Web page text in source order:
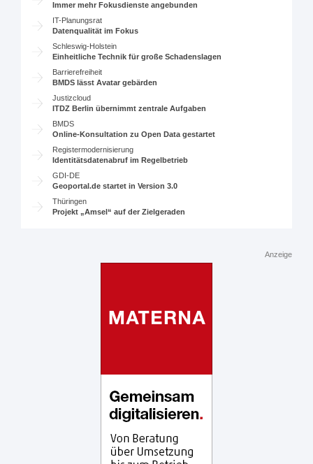
Immer mehr Fokusdienste angebunden
IT-Planungsrat
Datenqualität im Fokus
Schleswig-Holstein
Einheitliche Technik für große Schadenslagen
Barrierefreiheit
BMDS lässt Avatar gebärden
Justizcloud
ITDZ Berlin übernimmt zentrale Aufgaben
BMDS
Online-Konsultation zu Open Data gestartet
Registermodernisierung
Identitätsdatenabruf im Regelbetrieb
GDI-DE
Geoportal.de startet in Version 3.0
Thüringen
Projekt „Amsel“ auf der Zielgeraden
Anzeige